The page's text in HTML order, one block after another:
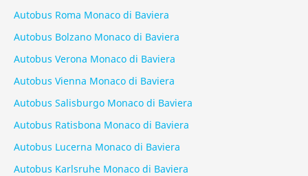
Autobus Roma Monaco di Baviera
Autobus Bolzano Monaco di Baviera
Autobus Verona Monaco di Baviera
Autobus Vienna Monaco di Baviera
Autobus Salisburgo Monaco di Baviera
Autobus Ratisbona Monaco di Baviera
Autobus Lucerna Monaco di Baviera
Autobus Karlsruhe Monaco di Baviera